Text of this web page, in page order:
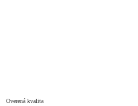
Overená kvalita